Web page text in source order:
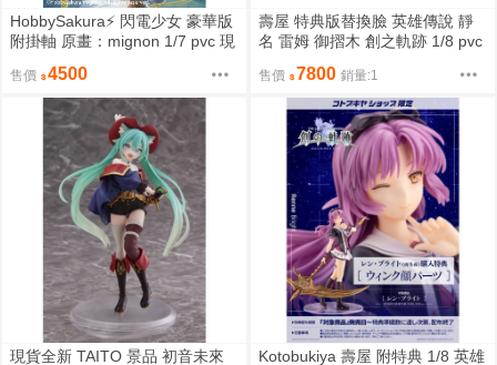
HobbySakura⚡️ 閃電少女 豪華版
附掛軸 原畫：mignon 1/7 pvc 現
售價 4500
壽屋 特典版替換臉 英雄傳說 靜
名 雷姆 御摺木 創之軌跡 1/8 pvc
售價 7800 銷量:1
現貨全新 TAITO 景品 初音未來 Kotobukiya 壽屋 附特典 1/8 英雄